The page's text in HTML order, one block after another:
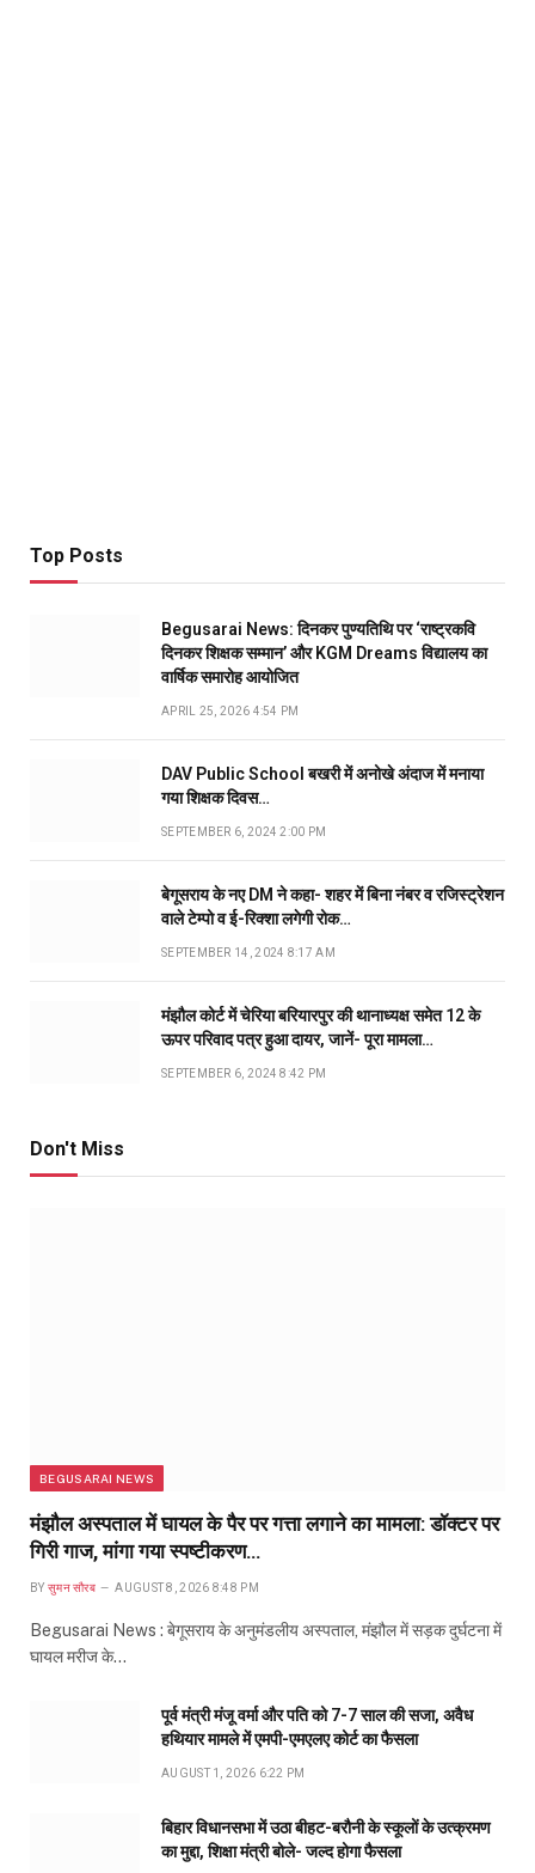
Top Posts
Begusarai News: दिनकर पुण्यतिथि पर ‘राष्ट्रकवि
दिनकर शिक्षक सम्मान’ और KGM Dreams विद्यालय का
वार्षिक समारोह आयोजित
APRIL 25, 2026 4:54 PM
DAV Public School बखरी में अनोखे अंदाज में मनाया
गया शिक्षक दिवस…
SEPTEMBER 6, 2024 2:00 PM
बेगूसराय के नए DM ने कहा- शहर में बिना नंबर व रजिस्ट्रेशन
वाले टेम्पो व ई-रिक्शा लगेगी रोक…
SEPTEMBER 14, 2024 8:17 AM
मंझौल कोर्ट में चेरिया बरियारपुर की थानाध्यक्ष समेत 12 के
ऊपर परिवाद पत्र हुआ दायर, जानें- पूरा मामला…
SEPTEMBER 6, 2024 8:42 PM
Don't Miss
BEGUSARAI NEWS
मंझौल अस्पताल में घायल के पैर पर गत्ता लगाने का मामला: डॉक्टर पर
गिरी गाज, मांगा गया स्पष्टीकरण…
BY सुमन सौरब AUGUST 8, 2026 8:48 PM
Begusarai News : बेगूसराय के अनुमंडलीय अस्पताल, मंझौल में सड़क दुर्घटना में
घायल मरीज के…
पूर्व मंत्री मंजू वर्मा और पति को 7-7 साल की सजा, अवैध
हथियार मामले में एमपी-एमएलए कोर्ट का फैसला
AUGUST 1, 2026 6:22 PM
बिहार विधानसभा में उठा बीहट-बरौनी के स्कूलों के उत्क्रमण
का मुद्दा, शिक्षा मंत्री बोले- जल्द होगा फैसला